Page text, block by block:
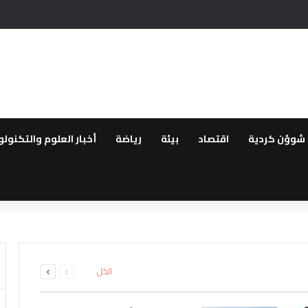
هي الاسوء بعد الحرب
شوؤن كردية اقتصاد بيئة رياضة أخبار العلوم
من مهجري سري كانيه إلى
المدعومة من تركيا لتقليص
“تعزيز التضامن الوطني
سراح الزعيمين الكرديين
آزادي كردستان المعارض
الكل الصفحةالصفحة